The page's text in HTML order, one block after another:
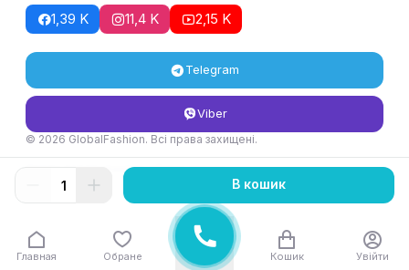
1,39 K 11,4 K 2,15 K
Telegram
Viber
© 2026 GlobalFashion. Всі права захищені.
Умови повернення та обміну товару
В кошик
Главная Обране Кошик Увійти